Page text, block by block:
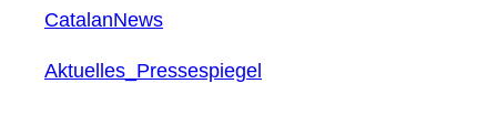
CatalanNews
Aktuelles_Pressespiegel